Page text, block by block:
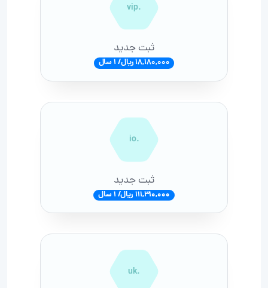
.vip
ثبت جدید
18,180,000 ریال/ 1 سال
.io
ثبت جدید
111,310,000 ریال/ 1 سال
.uk